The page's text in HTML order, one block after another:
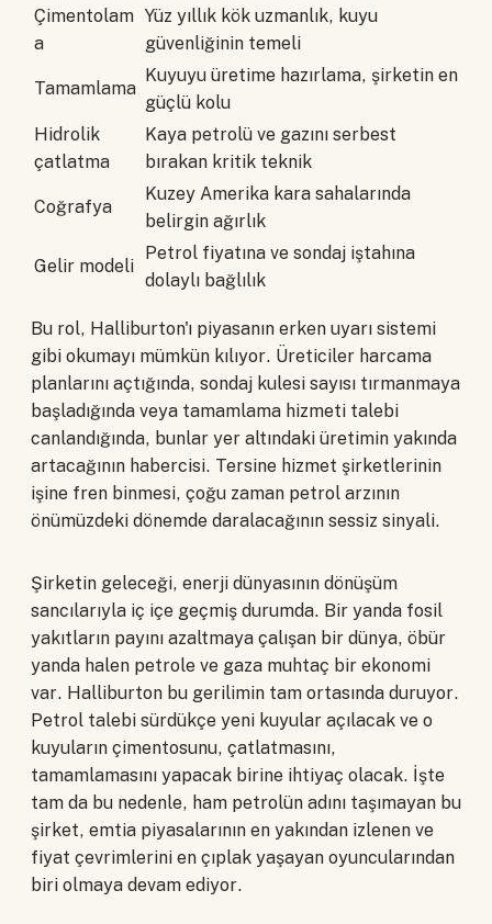
Çimentolam
a
Yüz yıllık kök uzmanlık, kuyu
güvenliğinin temeli
Tamamlama
Kuyuyu üretime hazırlama, şirketin en
güçlü kolu
Hidrolik
çatlatma
Kaya petrolü ve gazını serbest
bırakan kritik teknik
Coğrafya
Kuzey Amerika kara sahalarında
belirgin ağırlık
Gelir modeli
Petrol fiyatına ve sondaj iştahına
dolaylı bağlılık
Bu rol, Halliburton'ı piyasanın erken uyarı sistemi
gibi okumayı mümkün kılıyor. Üreticiler harcama
planlarını açtığında, sondaj kulesi sayısı tırmanmaya
başladığında veya tamamlama hizmeti talebi
canlandığında, bunlar yer altındaki üretimin yakında
artacağının habercisi. Tersine hizmet şirketlerinin
işine fren binmesi, çoğu zaman petrol arzının
önümüzdeki dönemde daralacağının sessiz sinyali.
Şirketin geleceği, enerji dünyasının dönüşüm
sancılarıyla iç içe geçmiş durumda. Bir yanda fosil
yakıtların payını azaltmaya çalışan bir dünya, öbür
yanda halen petrole ve gaza muhtaç bir ekonomi
var. Halliburton bu gerilimin tam ortasında duruyor.
Petrol talebi sürdükçe yeni kuyular açılacak ve o
kuyuların çimentosunu, çatlatmasını,
tamamlamasını yapacak birine ihtiyaç olacak. İşte
tam da bu nedenle, ham petrolün adını taşımayan bu
şirket, emtia piyasalarının en yakından izlenen ve
fiyat çevrimlerini en çıplak yaşayan oyuncularından
biri olmaya devam ediyor.